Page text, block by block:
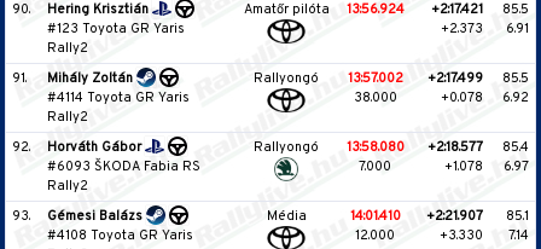
90.
Hering Krisztián
#123 Toyota GR Yaris
Rally2
Amatőr pilóta 13:56.924
+2:17.421
+2.373
85.5
6.91
91.
Mihály Zoltán
#4114 Toyota GR Yaris
Rally2
Rallyongó
13:57.002
38.000
+2:17.499
+0.078
85.5
6.92
92.
Horváth Gábor
#6093 ŠKODA Fabia RS
Rally2
Rallyongó
13:58.080
7.000
+2:18.577
+1.078
85.4
6.97
93.
Gémesi Balázs
#4108 Toyota GR Yaris
Média
14:01.410
12.000
+2:21.907
+3.330
85.1
7.14